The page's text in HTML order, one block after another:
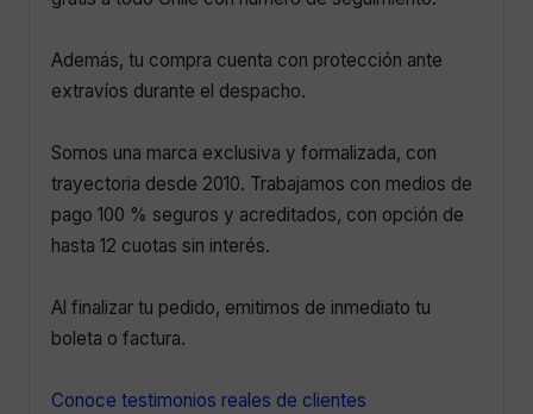
Además, tu compra cuenta con protección ante
extravíos durante el despacho.
Somos una marca exclusiva y formalizada, con
trayectoria desde 2010. Trabajamos con medios de
pago 100 % seguros y acreditados, con opción de
hasta 12 cuotas sin interés.
Al finalizar tu pedido, emitimos de inmediato tu
boleta o factura.
Conoce testimonios reales de clientes